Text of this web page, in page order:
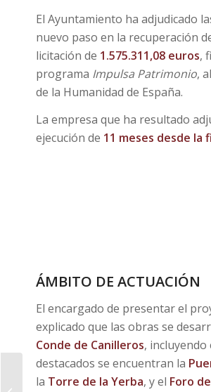
El Ayuntamiento ha adjudicado
nuevo paso en la recuperación
licitación de 1.575.311,08 euros,
programa Impulsa Patrimonio,
de la Humanidad de España.
La empresa que ha resultado
ejecución de 11 meses desde
ÁMBITO DE ACTUACIÓN
El encargado de presentar el
explicado que las obras se
Conde de Canilleros,
destacados se encuentran la
la Torre de la Yerba, y el Foro
Se incrementa la
vigilancia policial en la